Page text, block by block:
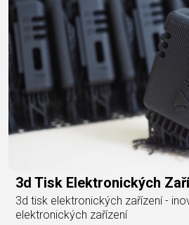
3d Tisk Elektronických
3d tisk elektronických zařízení -
elektronických zařízení